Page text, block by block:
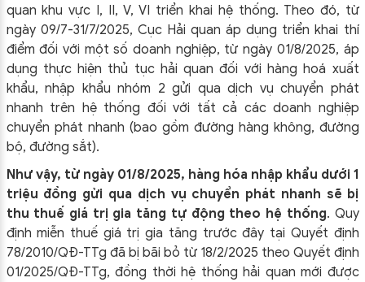
quan khu vực I, II, V, VI triển khai hệ thống. Theo đó, từ
ngày 09/7-31/7/2025, Cục Hải quan áp dụng triển khai thí
điểm đối với một số doanh nghiệp, từ ngày 01/8/2025, áp
dụng thực hiện thủ tục hải quan đối với hàng hoá xuất
khẩu, nhập khẩu nhóm 2 gửi qua dịch vụ chuyển phát
nhanh trên hệ thống đối với tất cả các doanh nghiệp
chuyển phát nhanh (bao gồm đường hàng không, đường
bộ, đường sắt).
Như vậy, từ ngày 01/8/2025, hàng hóa nhập khẩu dưới 1
triệu đồng gửi qua dịch vụ chuyển phát nhanh sẽ bị
thu thuế giá trị gia tăng tự động theo hệ thống. Quy
định miễn thuế giá trị gia tăng trước đây tại Quyết định
78/2010/QĐ-TTg đã bị bãi bỏ từ 18/2/2025 theo Quyết định
01/2025/QĐ-TTg, đồng thời hệ thống hải quan mới được